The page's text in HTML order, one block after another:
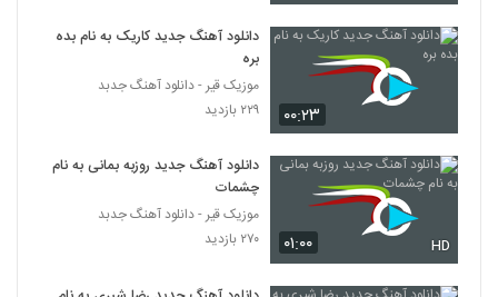
۰۰:۲۳
دانلود آهنگ جدید کاریک به نام بده
بره
موزیک قیر - دانلود آهنگ جدبد
۲۲۹ بازدید
۰۱:۰۰ HD
دانلود آهنگ جدید روزبه بمانی به نام
چشمات
موزیک قیر - دانلود آهنگ جدبد
۲۷۰ بازدید